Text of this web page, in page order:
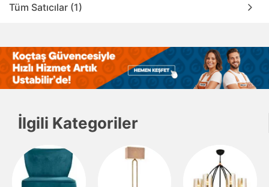
Tüm Satıcılar (1)
İlgili Kategoriler